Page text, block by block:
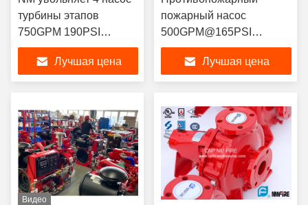
турбины этапов
750GPM 190PSI
вертикальный с
двигателем дизеля
Лучшая цена
пожарный насос
500GPM@165PSI
всасывания конца для
школы/больницы
Лучшая цена
Видео